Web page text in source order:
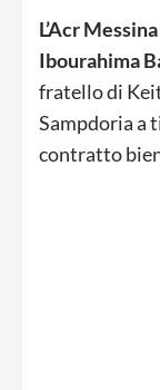
L’Acr
Ibourahima
fratello di
Sampdoria a
contratto